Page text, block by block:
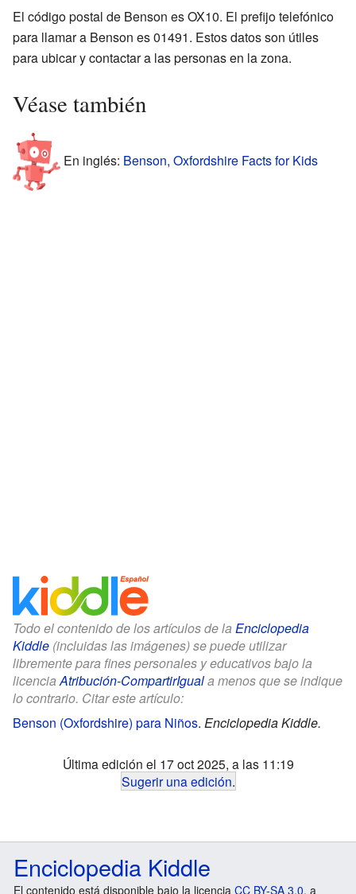
El código postal de Benson es OX10. El prefijo telefónico
para llamar a Benson es 01491. Estos datos son útiles
para ubicar y contactar a las personas en la zona.
Véase también
En inglés: Benson, Oxfordshire Facts for Kids
Todo el contenido de los artículos de la Enciclopedia
Kiddle (incluidas las imágenes) se puede utilizar
libremente para fines personales y educativos bajo la
licenciaAtribución-CompartirIguala menos que se indique
lo contrario. Citar este artículo:
Benson (Oxfordshire) para Niños. Enciclopedia Kiddle.
Última edición el 17 oct 2025, a las 11:19
Sugerir una edición.
Enciclopedia Kiddle
El contenido está disponible bajo la licencia CC BY-SA 3.0, a